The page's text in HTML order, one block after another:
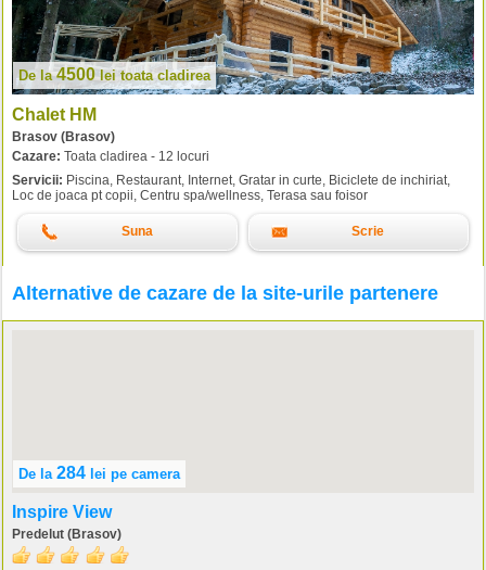
De la4500lei toata cladirea
Chalet HM
Brasov (Brasov)
Cazare: Toata cladirea - 12 locuri
Servicii: Piscina, Restaurant, Internet, Gratar in curte, Biciclete de inchiriat,
Loc de joaca pt copii, Centru spa/wellness, Terasa sau foisor
Suna Scrie
Alternative de cazare de la site-urile partenere
De la 284 lei pe camera
Inspire View
Predelut (Brasov)